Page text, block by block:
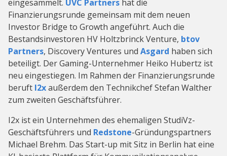
eingesammelt. UVC Partners hat die
Finanzierungsrunde gemeinsam mit dem neuen
Investor Bridge to Growth angeführt. Auch die
Bestandsinvestoren HV Holtzbrinck Venture, btov
Partners, Discovery Ventures und Asgard haben sich
beteiligt. Der Gaming-Unternehmer Heiko Hubertz ist
neu eingestiegen. Im Rahmen der Finanzierungsrunde
beruft I2xaußerdem den Technikchef Stefan Walther
zum zweiten Geschäftsführer.
I2x ist ein Unternehmen des ehemaligen StudiVz-
Geschäftsführers und Redstone-Gründungspartners
Michael Brehm. Das Start-up mit Sitz in Berlin hat eine